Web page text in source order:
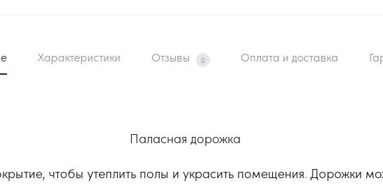
Характеристики Отзывы 0 Оплата и доставка
Паласная дорожка
чтобы утеплить полы и украсить помещения. Дорожки